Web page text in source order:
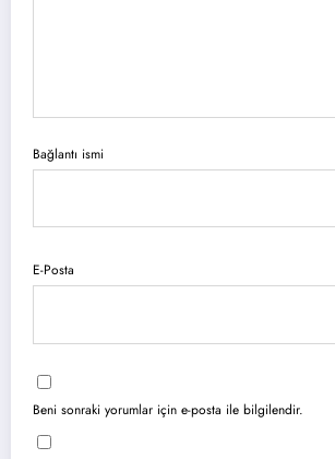
Bağlantı ismi
E-Posta
Beni sonraki yorumlar için e-posta ile bilgilendir.